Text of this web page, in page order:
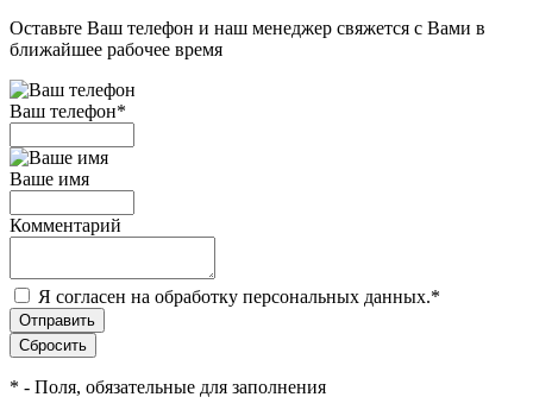
Оставьте Ваш телефон и наш менеджер свяжется с Вами в
ближайшее рабочее время
Ваш телефон*
Ваше имя
Комментарий
Я согласен на обработку персональных данных.*
* - Поля, обязательные для заполнения